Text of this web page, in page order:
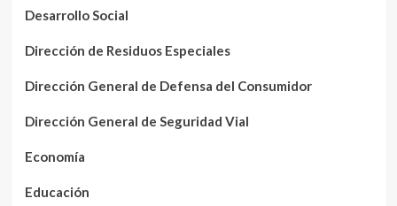
Desarrollo Social
Dirección de Residuos Especiales
Dirección General de Defensa del Consumidor
Dirección General de Seguridad Vial
Economía
Educación